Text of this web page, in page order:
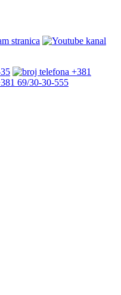
+381
69/30-30-555